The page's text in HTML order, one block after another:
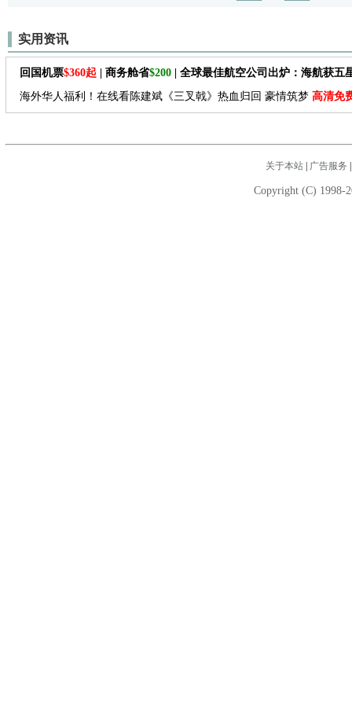
实用资讯
回国机票$360起 | 商务舱省$200 | 全球最佳航空公司出炉：海航获五
海外华人福利！在线看陈建斌《三叉戟》热血归回 豪情筑梦 高清免
关于本站| 广告服务
Copyright (C) 1998-